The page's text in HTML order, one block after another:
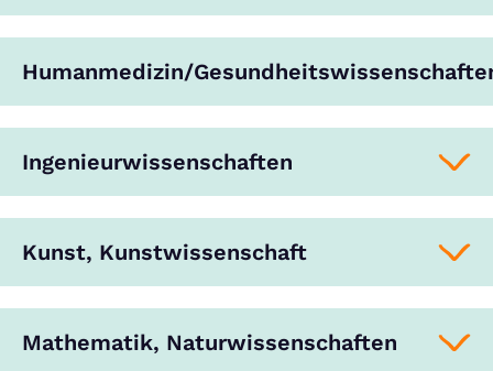
Humanmedizin/
Ingenieurwissenschaften
Kunst, Kunstwissenschaft
Mathematik, Naturwissenschaften